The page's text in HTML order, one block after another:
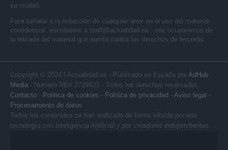
su ciudad.
Para señalar a la redacción de cualquier error en el uso del material
confidencial, escríbanos a staff@actualidad.es : nos ocuparemos de
la retirada del material que atenta contra los derechos de terceros.
Copyright © 2024 | Actualidad.es - Publicado en España por AdHub
Media - Numero REA 2729933 - Todos los derechos reservados.
Contacto - Politica de cookies - Política de privacidad - Aviso legal -
Procesamiento de datos
Todos los contenidos se han realizado de forma híbrida por una
tecnología con Inteligencia Artificial y por creadores independientes